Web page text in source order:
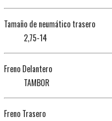
Tamaño de neumático trasero
2,75-14
Freno Delantero
TAMBOR
Freno Trasero